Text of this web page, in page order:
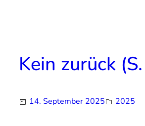
Kein zurück
14. September 2025 2025